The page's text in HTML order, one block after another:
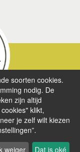
soorten cookies.
nodig. De
zijn altijd
klikt,
je zelf wilt kiezen
weiger Dat is oké